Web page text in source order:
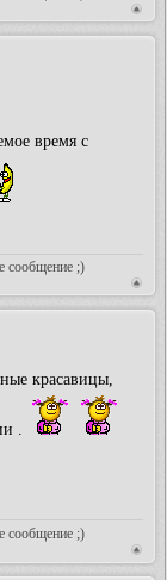
время с
сообщение ;)
красавицы,
.
сообщение ;)